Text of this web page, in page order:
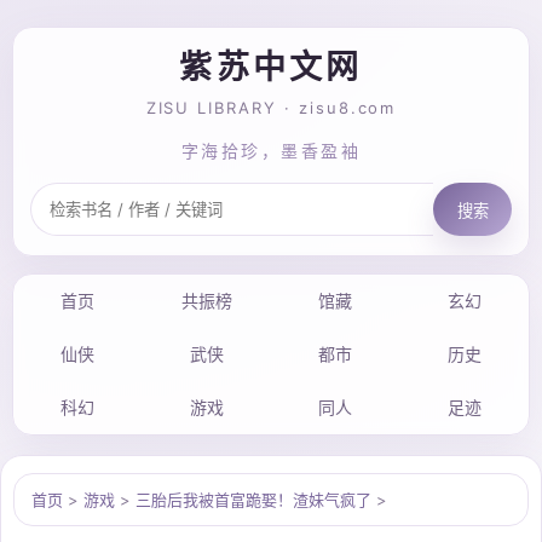
紫苏中文网
ZISU LIBRARY · zisu8.com
字海拾珍，墨香盈袖
搜索
首页 共振榜 馆藏 玄幻
仙侠 武侠 都市 历史
科幻 游戏 同人 足迹
首页 > 游戏 > 三胎后我被首富跪娶！渣妹气疯了 >